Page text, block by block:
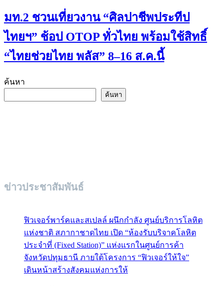
มท.2 ชวนเที่ยวงาน “ศิลปาชีพประทีป
ไทยฯ” ช้อป OTOP ทั่วไทย พร้อมใช้สิทธิ์
“ไทยช่วยไทย พลัส” 8–16 ส.ค.นี้
ค้นหา
ค้นหา
ข่าวประชาสัมพันธ์
ฟิวเจอร์พาร์คและสเปลล์ ผนึกกำลัง ศูนย์บริการโลหิต
แห่งชาติ สภากาชาดไทย เปิด “ห้องรับบริจาคโลหิต
ประจำที่ (Fixed Station)” แห่งแรกในศูนย์การค้า
จังหวัดปทุมธานี ภายใต้โครงการ “ฟิวเจอร์ให้ใจ”
เดินหน้าสร้างสังคมแห่งการให้